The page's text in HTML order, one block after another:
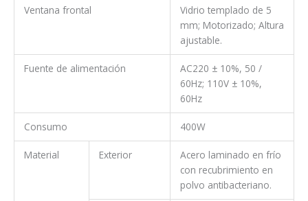
Ventana frontal
Vidrio templado de 5
mm; Motorizado; Altura
ajustable.
Fuente de alimentación
AC220 ± 10%, 50 /
60Hz; 110V ± 10%,
60Hz
Consumo 400W
Material Exterior
Acero laminado en frío
con recubrimiento en
polvo antibacteriano.